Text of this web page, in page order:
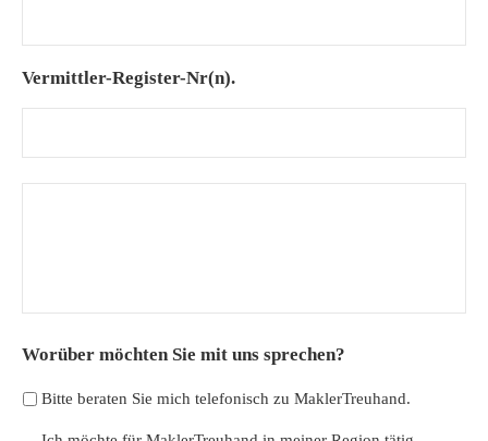
Vermittler-Register-Nr(n).
H
e
n
Worüber möchten Sie mit uns sprechen?
Bitte beraten Sie mich telefonisch zu MaklerTreuhand.